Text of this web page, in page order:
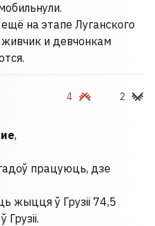
на этапе Луганского
и девчонкам
4 2
,
працуюць, дзе
жыцця ў Грузіі 74,5